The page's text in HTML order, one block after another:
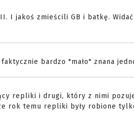
I jakoś zmieścili GB i batkę.
faktycznie bardzo "mało" znana
repliki i drugi, który z nimi
rok temu repliki były robione